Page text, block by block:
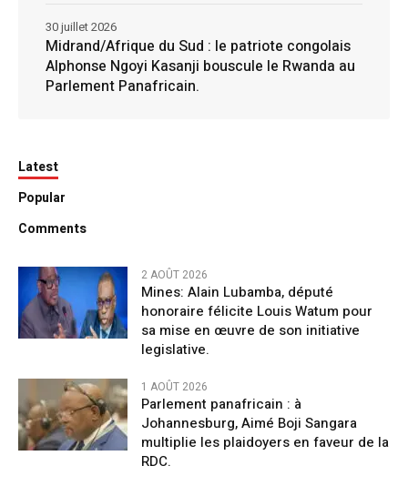
Midrand/Afrique du Sud : le patriote congolais
Alphonse Ngoyi Kasanji bouscule le Rwanda au
Parlement Panafricain.
30 juillet 2026
Latest
Popular
Comments
2 AOÛT 2026
Mines: Alain Lubamba, député
honoraire félicite Louis Watum pour
sa mise en œuvre de son initiative
legislative.
1 AOÛT 2026
Parlement panafricain : à
Johannesburg, Aimé Boji Sangara
multiplie les plaidoyers en faveur de la
RDC.